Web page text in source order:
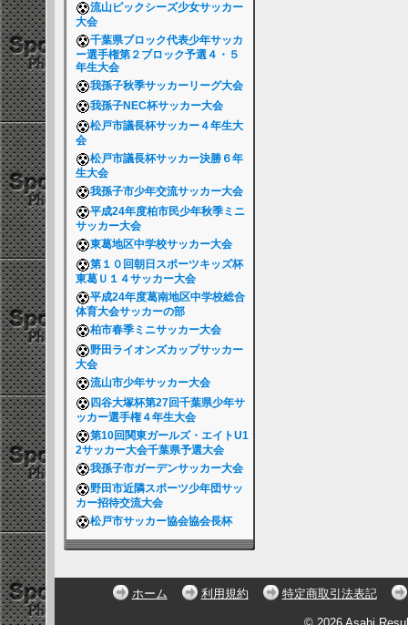
流山ピックシーズ少女サッカー
大会
千葉県ブロック代表少年サッカ
ー選手権第２ブロック予選４・５
年生大会
我孫子秋季サッカーリーグ大会
我孫子NEC杯サッカー大会
松戸市議長杯サッカー４年生大
会
松戸市議長杯サッカー決勝６年
生大会
我孫子市少年交流サッカー大会
平成24年度柏市民少年秋季ミニ
サッカー大会
東葛地区中学校サッカー大会
第１０回朝日スポーツキッズ杯
東葛Ｕ１４サッカー大会
平成24年度葛南地区中学校総合
体育大会サッカーの部
柏市春季ミニサッカー大会
野田ライオンズカップサッカー
大会
流山市少年サッカー大会
四谷大塚杯第27回千葉県少年サ
ッカー選手権４年生大会
第10回関東ガールズ・エイトU1
2サッカー大会千葉県予選大会
我孫子市ガーデンサッカー大会
野田市近隣スポーツ少年団サッ
カー招待交流大会
松戸市サッカー協会協会長杯
ホーム 利用規約 特定商取引法表記